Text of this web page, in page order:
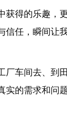
得的乐趣，
信任，瞬间让
车间去、到田
的需求和问